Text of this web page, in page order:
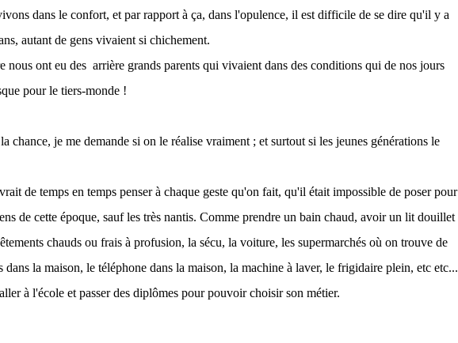
dans le confort, et par rapport à ça, dans l'opulence, il est difficile de se dire qu'il y a
autant de gens vivaient si chichement.
nous ont eu des arrière grands parents qui vivaient dans des conditions qui de nos jours
pour le tiers-monde !
chance, je me demande si on le réalise vraiment ; et surtout si les jeunes générations le
de temps en temps penser à chaque geste qu'on fait, qu'il était impossible de poser pour
de cette époque, sauf les très nantis. Comme prendre un bain chaud, avoir un lit douillet
chauds ou frais à profusion, la sécu, la voiture, les supermarchés où on trouve de
dans la maison, le téléphone dans la maison, la machine à laver, le frigidaire plein, etc etc...
à l'école et passer des diplômes pour pouvoir choisir son métier.